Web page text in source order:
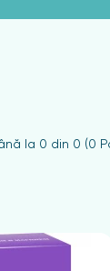
la 0 din 0 (0